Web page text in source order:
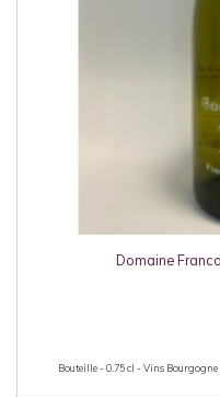
Domaine
Bouteille - 0.75 cl - Vins